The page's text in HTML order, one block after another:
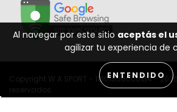
Al navegar por este sitio aceptás el
agilizar tu experiencia de
ENTENDIDO
Copyright W A SPORT - 11301556000134 -
reservados.